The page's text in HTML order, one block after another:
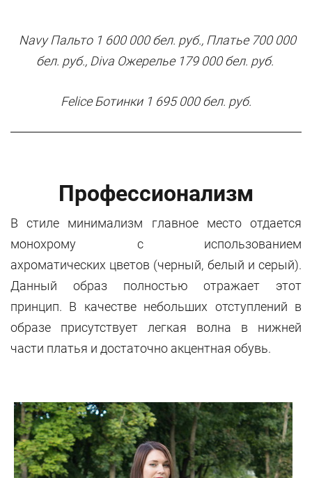
Navy Пальто 1 600 000 бел. руб., Платье 700 000
бел. руб., Diva Ожерелье 179 000 бел. руб.
Felice Ботинки 1 695 000 бел. руб.
Профессионализм
В стиле минимализм главное место отдается
монохрому с использованием
ахроматических цветов (черный, белый и серый).
Данный образ полностью отражает этот
принцип. В качестве небольших отступлений в
образе присутствует легкая волна в нижней
части платья и достаточно акцентная обувь.